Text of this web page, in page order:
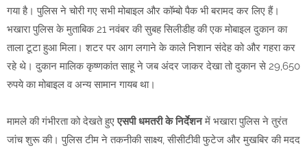
गया है। पुलिस ने चोरी गए सभी मोबाइल और कॉम्बो पैक भी बरामद कर लिए हैं।
भखारा पुलिस के मुताबिक 21 नवंबर की सुबह सिलीडीह की एक मोबाइल दुकान का
ताला टूटा हुआ मिला। शटर पर आग लगाने के काले निशान संदेह को और गहरा कर
रहे थे। दुकान मालिक कृष्णकांत साहू ने जब अंदर जाकर देखा तो दुकान से 29,650
रुपये का मोबाइल व अन्य सामान गायब था।
मामले की गंभीरता को देखते हुएएसपी धमतरी के निर्देशनमें भखारा पुलिस ने तुरंत
जांच शुरू की। पुलिस टीम ने तकनीकी साक्ष्य, सीसीटीवी फुटेज और मुखबिर की मदद